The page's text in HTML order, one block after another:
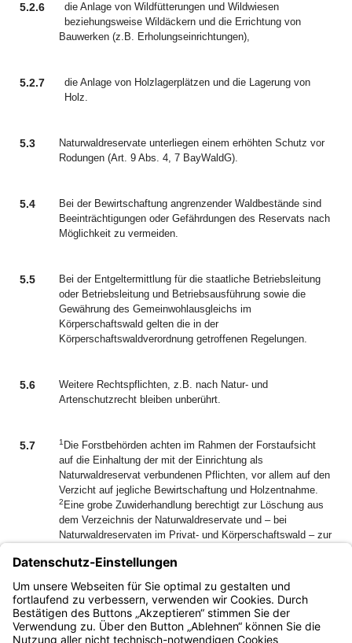
5.2.6
die Anlage von Wildfütterungen und Wildwiesen
beziehungsweise Wildäckern und die Errichtung von
Bauwerken (z.B. Erholungseinrichtungen),
5.2.7
die Anlage von Holzlagerplätzen und die Lagerung von
Holz.
5.3
Naturwaldreservate unterliegen einem erhöhten Schutz vor
Rodungen (Art. 9 Abs. 4, 7 BayWaldG).
5.4
Bei der Bewirtschaftung angrenzender Waldbestände sind
Beeinträchtigungen oder Gefährdungen des Reservats nach
Möglichkeit zu vermeiden.
5.5
Bei der Entgeltermittlung für die staatliche Betriebsleitung
oder Betriebsleitung und Betriebsausführung sowie die
Gewährung des Gemeinwohlausgleichs im
Körperschaftswald gelten die in der
Körperschaftswaldverordnung getroffenen Regelungen.
5.6
Weitere Rechtspflichten, z.B. nach Natur- und
Artenschutzrecht bleiben unberührt.
5.7 1 Die Forstbehörden achten im Rahmen der Forstaufsicht
auf die Einhaltung der mit der Einrichtung als
Naturwaldreservat verbundenen Pflichten, vor allem auf den
Verzicht auf jegliche Bewirtschaftung und Holzentnahme.
2 Eine grobe Zuwiderhandlung berechtigt zur Löschung aus
dem Verzeichnis der Naturwaldreservate und – bei
Naturwaldreservaten im Privat- und Körperschaftswald – zur